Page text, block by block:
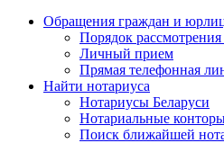
Обращения граждан и
Порядок
Личный прием
Прямая телефонная
Найти нотариуса
Нотариусы Беларуси
Нотариальные
Поиск ближайшей